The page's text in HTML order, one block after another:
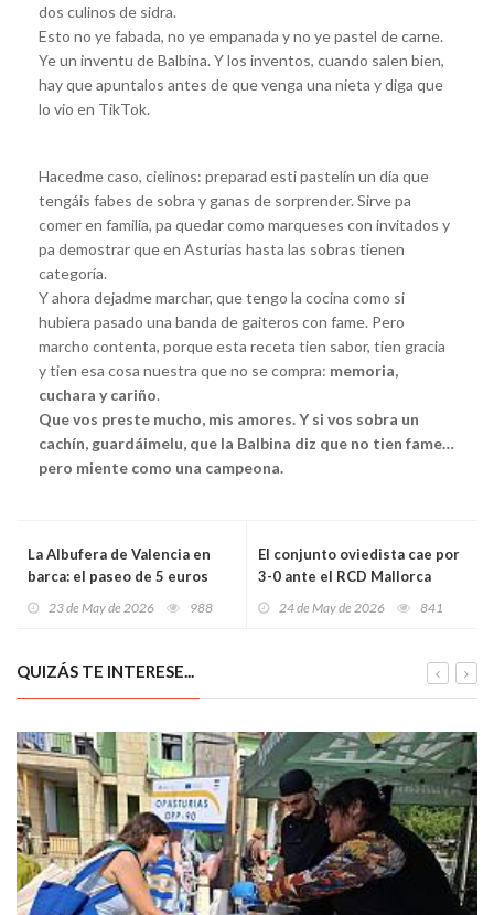
dos culinos de sidra.
Esto no ye fabada, no ye empanada y no ye pastel de carne.
Ye un inventu de Balbina. Y los inventos, cuando salen bien,
hay que apuntalos antes de que venga una nieta y diga que
lo vio en TikTok.
Hacedme caso, cielinos: preparad esti pastelín un día que
tengáis fabes de sobra y ganas de sorprender. Sirve pa
comer en familia, pa quedar como marqueses con invitados y
pa demostrar que en Asturias hasta las sobras tienen
categoría.
Y ahora dejadme marchar, que tengo la cocina como si
hubiera pasado una banda de gaiteros con fame. Pero
marcho contenta, porque esta receta tien sabor, tien gracia
y tien esa cosa nuestra que no se compra: memoria,
cuchara y cariño.
Que vos preste mucho, mis amores. Y si vos sobra un
cachín, guardáimelu, que la Balbina diz que no tien fame…
pero miente como una campeona.
La Albufera de Valencia en
barca: el paseo de 5 euros
en un recuerdo inolvidable
23 de May de 2026 988
El conjunto oviedista cae por
3-0 ante el RCD Mallorca
24 de May de 2026 841
QUIZÁS TE INTERESE...